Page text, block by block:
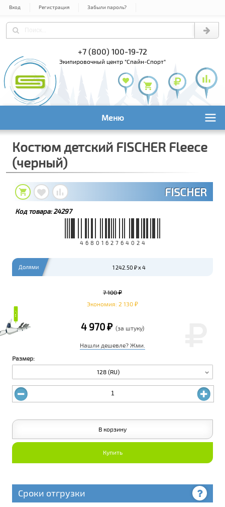
Вход Регистрация Забыли пароль?
+7 (800) 100-19-72
экипировочный центр "Спайн-Спорт"
Меню
Костюм детский FISCHER Fleece
(черный)
FISCHER
Код товара:24297
4680162764024
₽₽
Долями 1 242.50 ₽ x 4
7 100 ₽
Экономия: 2 130 ₽
4 970 ₽ (за штуку)
Нашли дешевле? Жми.
Размер:
128 (RU)
В корзину
Купить
Сроки отгрузки